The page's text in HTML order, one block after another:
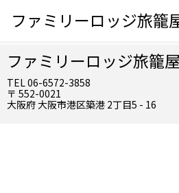
ファミリーロッジ旅籠
ファミリーロッジ旅籠
TEL 06-6572-3858
〒 552-0021
大阪府 大阪市港区築港 2丁目5 - 16